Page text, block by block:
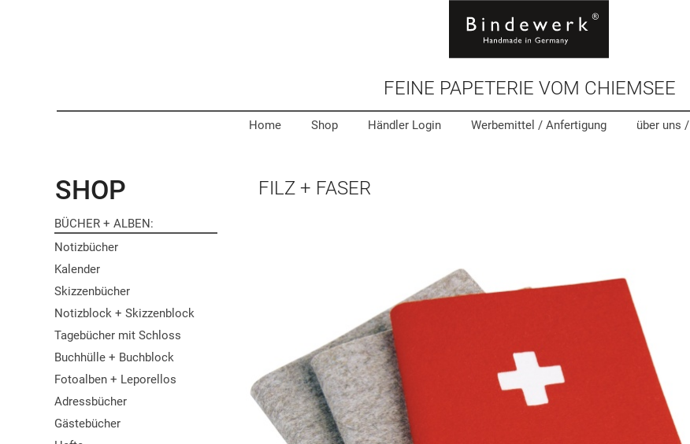
FEINE PAPETERIE VOM CHIEMSEE
Home Shop Händler Login Werbemittel / Anfertigung über uns /
FILZ + FASER
SHOP
BÜCHER + ALBEN
Notizbücher
Kalender
Skizzenbücher
Notizblock + Skizzenblock
Tagebücher mit Schloss
Buchhülle + Buchblock
Fotoalben + Leporellos
Adressbücher
Gästebücher